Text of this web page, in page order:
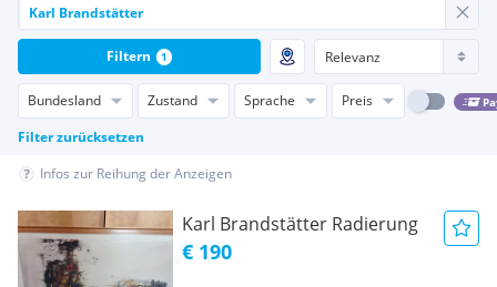
Bundesland Zustand Sprache Preis
Filter zurücksetzen
Filtern 1
Infos zur Reihung der Anzeigen
Karl Brandstätter Radierung
€ 190